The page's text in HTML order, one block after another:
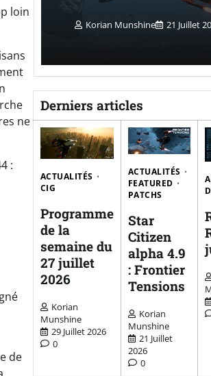
loin
ne
:
de
Korian Munshine 21 Juillet
Derniers articles
ACTUALITÉS
CIG
Programme
de la
semaine du
27 juillet
2026
Korian
Munshine
29 Juillet 2026
0
ACTUALITÉS
FEATURED
PATCHS
Star
Citizen
alpha 4.9
: Frontier
Tensions
Korian
Munshine
21 Juillet
2026
0